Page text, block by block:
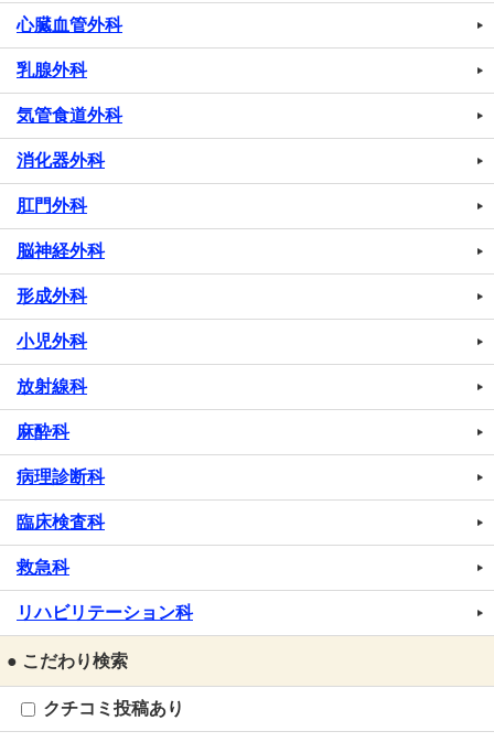
心臓血管外科
乳腺外科
気管食道外科
消化器外科
肛門外科
脳神経外科
形成外科
小児外科
放射線科
麻酔科
病理診断科
臨床検査科
救急科
リハビリテーション科
● こだわり検索
クチコミ投稿あり